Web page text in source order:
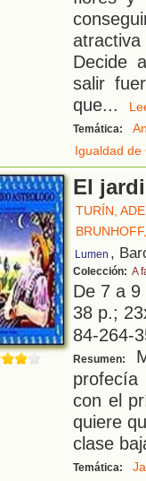
Decide
salir
que...
Temática:
Igualdad de
El
TURÍN,
Lumen ,
Colección: A
De 7 a
38 p.;
84-264-
Resumen:
con el
quiere
clase
Temática: